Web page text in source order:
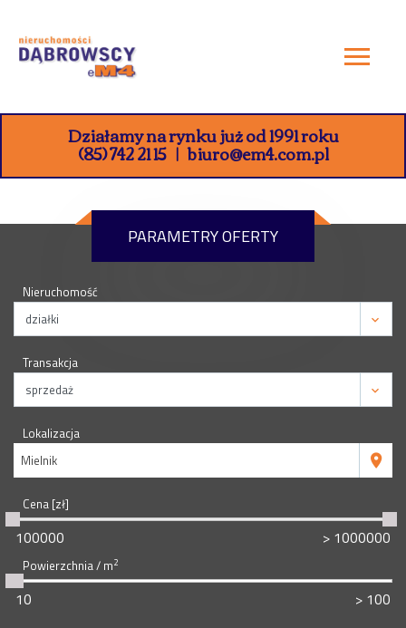
Działamy na rynku już od 1991 roku
(85) 742 21 15 biuro@em4.com.pl
PARAMETRY OFERTY
Nieruchomość
Transakcja
Lokalizacja
Mielnik
Cena [zł]
Powierzchnia / m2